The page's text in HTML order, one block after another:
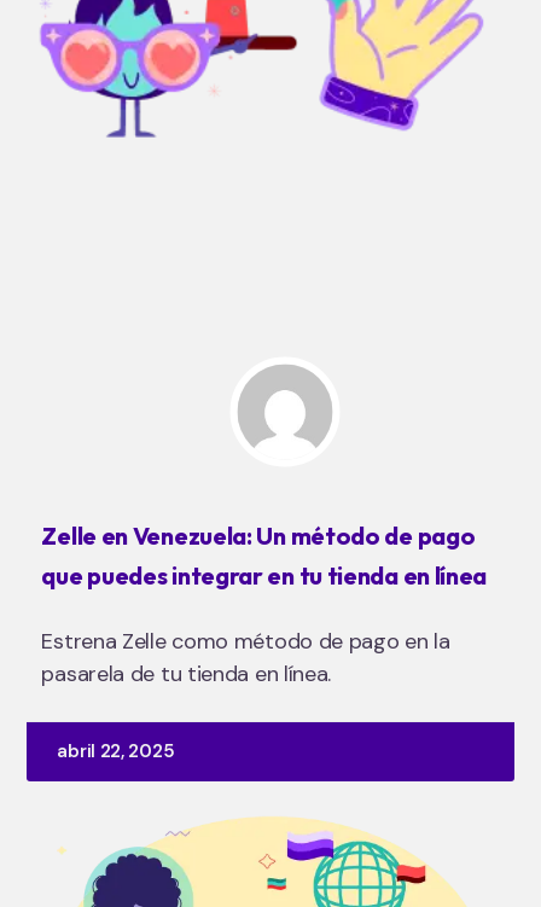
Zelle en Venezuela: Un método de pago
que puedes integrar en tu tienda en línea
Estrena Zelle como método de pago en la
pasarela de tu tienda en línea.
abril 22, 2025